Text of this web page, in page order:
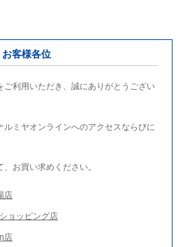
お客様各位
ご利用いただき、誠にありがとうござい
ルミヤオンラインへのアクセスならびに
お買い求めください。
店
ョッピング店
店